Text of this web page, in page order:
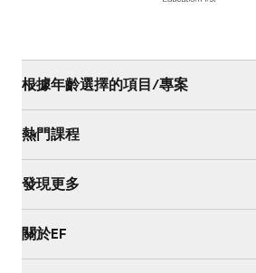
根據年齡選擇的項目/專案
熱門課程
發現更多
關於EF